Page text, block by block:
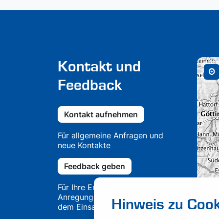
Hinweis zu
Kontakt und
Feedback
Kontakt aufnehmen
Für allgemeine Anfragen und
neue Kontakte
Feedback geben
Für Ihre Erfahrungen und
Anregungen aus Projekten und
dem Einsatz unserer Lösungen